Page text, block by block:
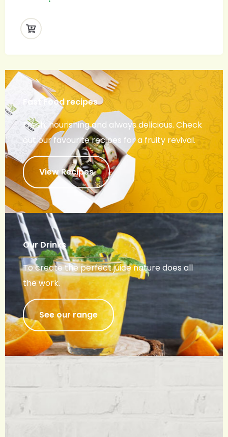
Fast Food recipes
Fresh, nourishing and always delicious. Check
out our favourite recipes for a fruity revival.
View Recipes
Our Drinks
To create the perfect juice nature does all
the work.
See our range